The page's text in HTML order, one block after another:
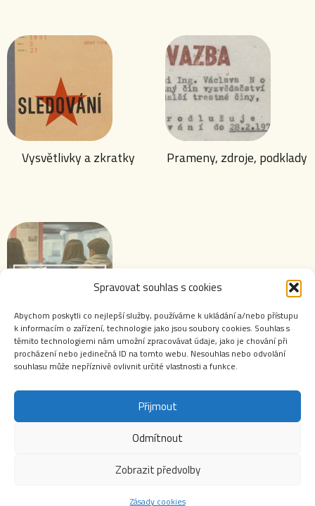
Spravovat souhlas s cookies
Abychom poskytli co nejlepší služby, používáme k ukládání a/nebo přístupu
k informacím o zařízení, technologie jako jsou soubory cookies. Souhlas s
těmito technologiemi nám umožní zpracovávat údaje, jako je chování při
procházení nebo jedinečná ID na tomto webu. Nesouhlas nebo odvolání
souhlasu může nepříznivě ovlivnit určité vlastnosti a funkce.
Přijmout
Odmítnout
Zobrazit předvolby
Zásady cookies
Vysvětlivky a zkratky Prameny, zdroje, podklady
Výstavy ABS
Webové stránky Archivu bezpečnostních složek jsou autorským dílem chráněným zákonem č.
některých zákonů (autorský zákon). Jakékoliv použití obsahu těchto stránek včetně jmenných
evidencí v archivních a registračních protokolech a evidencí příslušníků a zaměstnanců
obsah webových stránek či jakoukoliv jeho část zveřejňovat na jiných internetových